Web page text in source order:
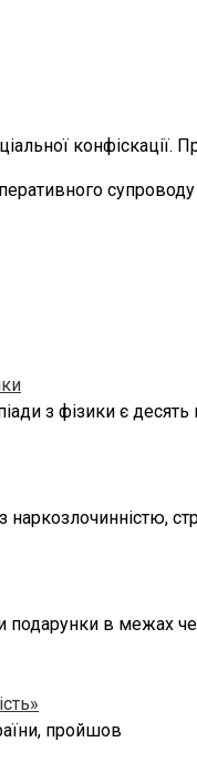
конфіскації.
з фізики є
подарунки в межах
пройшов